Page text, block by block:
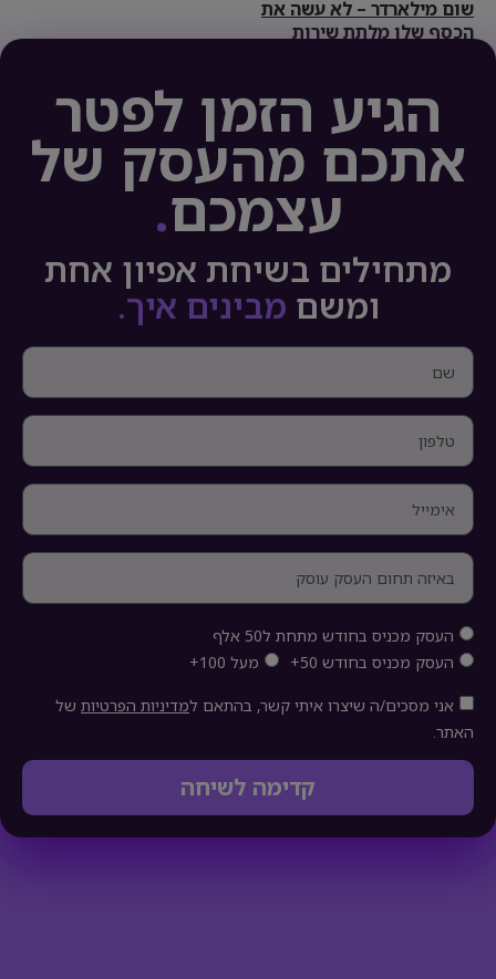
שום מילארדר – לא עשה את
הכסף שלו מלתת שירות
הגיע הזמן לפטר
אתכם מהעסק של
עצמכם.
מתחילים בשיחת אפיון אחת
ומשם מבינים איך.
העסק מכניס בחודש מתחת ל50 אלף
העסק מכניס בחודש 50+
מעל 100+
אני מסכים/ה שיצרו איתי קשר, בהתאם למדיניות הפרטיות של
האתר.
קדימה לשיחה